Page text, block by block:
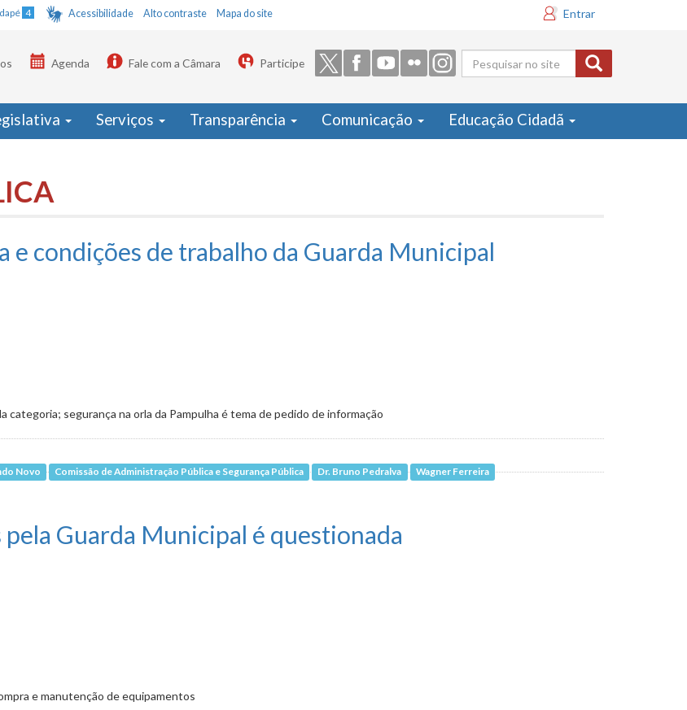
4 Acessibilidade Alto contraste Mapa do site Entrar
Formulário
de busca
Agenda Fale com a Câmara Participe
Serviços Transparência Comunicação Educação Cidadã
e condições de trabalho da Guarda Municipal
categoria; segurança na orla da Pampulha é tema de pedido de informação
Novo Comissão de Administração Pública e Segurança Pública Dr. Bruno Pedralva Wagner Ferreira
Guarda Municipal é questionada
e manutenção de equipamentos